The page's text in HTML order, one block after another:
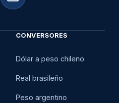
CONVERSORES
Dólar a peso chileno
Real brasileño
Peso argentino